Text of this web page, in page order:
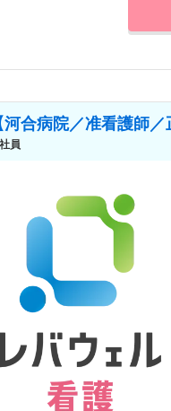
合病院／准看護師
員